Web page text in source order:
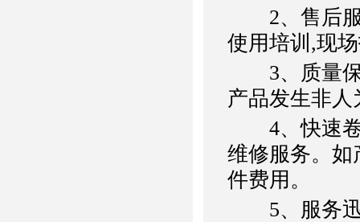
2、售后服
使用培训,现
3、质量保
产品发生非
4、快速卷
维修服务。如
件费用。
5、服务迅